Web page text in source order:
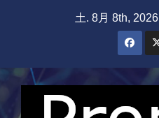
土. 8月 8th, 2026